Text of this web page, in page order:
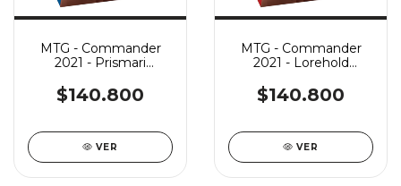
MTG - Commander
2021 - Prismari
$140.800
VER
MTG - Commander
2021 - Lorehold
$140.800
VER